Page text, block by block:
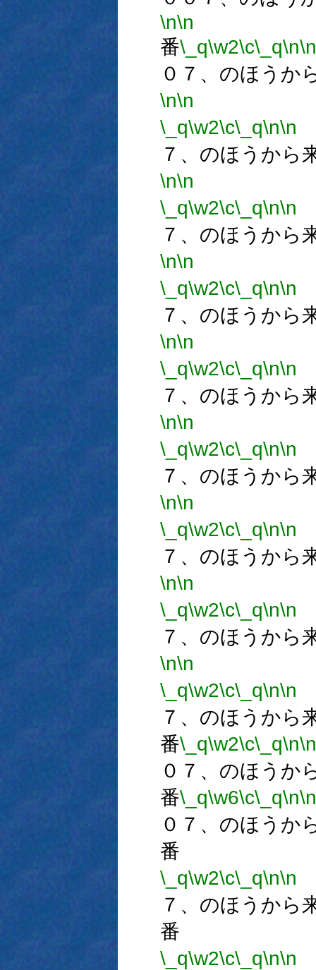
\n\n
番\_q\w2\c\_q\n\n
０７、のほうか
\n\n
\_q\w2\c\_q\n\n
７、のほうから
\n\n
\_q\w2\c\_q\n\n
７、のほうから
\n\n
\_q\w2\c\_q\n\n
７、のほうから
\n\n
\_q\w2\c\_q\n\n
７、のほうから
\n\n
\_q\w2\c\_q\n\n
７、のほうから
\n\n
\_q\w2\c\_q\n\n
７、のほうから
\n\n
\_q\w2\c\_q\n\n
７、のほうから
\n\n
\_q\w2\c\_q\n\n
７、のほうから
番\_q\w2\c\_q\n\n
０７、のほうか
番\_q\w6\c\_q\n\n
０７、のほうか
番
\_q\w2\c\_q\n\n
７、のほうから
番
\_q\w2\c\_q\n\n